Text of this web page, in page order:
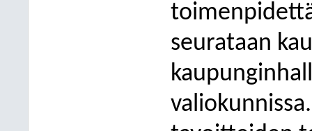
seurataan